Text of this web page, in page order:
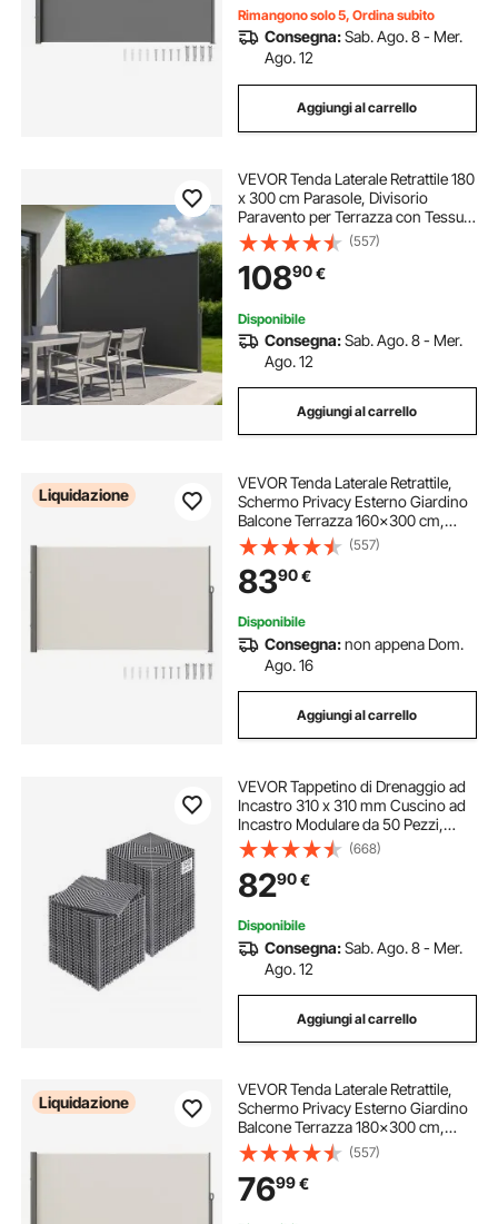
Rimangono solo 5, Ordina subito
Consegna:Sab. Ago. 8 - Mer.
Ago. 12
Aggiungi al carrello
VEVOR Tenda Laterale Retrattile 180
x 300 cm Parasole, Divisorio
Paravento per Terrazza con Tessuto
in Poliestere, Impermeabile
Frangivista Grigio, da Esterno per
Giardino Balcone Piscina Terrazzo
(557)
10890€
Disponibile
Consegna:Sab. Ago. 8 - Mer.
Ago. 12
Aggiungi al carrello
Liquidazione
VEVOR Tenda Laterale Retrattile,
Schermo Privacy Esterno Giardino
Balcone Terrazza 160x300 cm,
Frangivista Retrattile Poliestere
180g Impermeabile, UV30+
Paravento Divisorio per Cortile
Balcone Beige
(557)
8390€
Disponibile
Consegna:non appena Dom.
Ago. 16
Aggiungi al carrello
VEVOR Tappetino di Drenaggio ad
Incastro 310 x 310 mm Cuscino ad
Incastro Modulare da 50 Pezzi,
Piastrelle per Pavimenti di
Drenaggio Grigio Antiscivolo e
Tappetino per Doccia, per Garage
Giardino
(668)
8290€
Disponibile
Consegna:Sab. Ago. 8 - Mer.
Ago. 12
Aggiungi al carrello
Liquidazione
VEVOR Tenda Laterale Retrattile,
Schermo Privacy Esterno Giardino
Balcone Terrazza 180x300 cm,
Frangivista Retrattile Poliestere
180g Impermeabile, UV30+
Paravento Divisorio per Cortile
Balcone Beige
(557)
7699€